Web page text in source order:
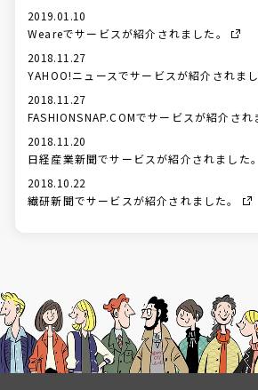
2019.01.10
Weareでサービスが紹介されました。
2018.11.27
YAHOO!ニュースでサービスが紹介されまし
2018.11.27
FASHIONSNAP.COMでサービスが紹介され
2018.11.20
日経産業新聞でサービスが紹介されました。
2018.10.22
繊研新聞でサービスが紹介されました。